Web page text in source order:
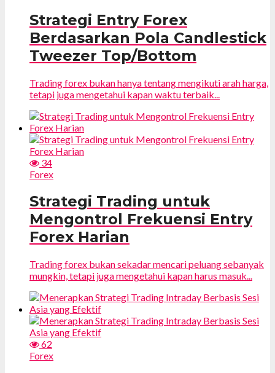
Strategi Entry Forex
Berdasarkan Pola Candlestick
Tweezer Top/Bottom
Trading forex bukan hanya tentang mengikuti arah harga,
tetapi juga mengetahui kapan waktu terbaik...
34
Forex
Strategi Trading untuk
Mengontrol Frekuensi Entry
Forex Harian
Trading forex bukan sekadar mencari peluang sebanyak
mungkin, tetapi juga mengetahui kapan harus masuk...
62
Forex